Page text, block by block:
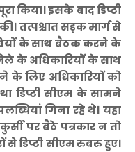
किया। इसके बाद डिप्टी
तत्पश्चात सड़क मार्ग से
के साथ बैठक करने के
के अधिकारियों के साथ
के लिए अधिकारियों को
था डिप्टी सीएम के सामने
गिना रहे थे। यहा
पर बैठे पत्रकार न तो
से डिप्टी सीएम रुबरु हुए।